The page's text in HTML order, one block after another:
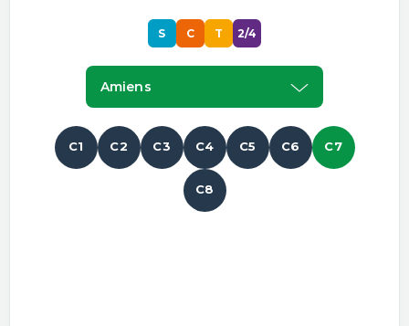
S C T 2/4
Amiens
C1 C2 C3 C4 C5 C6 C7
C8